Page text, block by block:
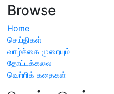
Browse
Home
செய்திகள்
வாழ்க்கை முறையும்
தோட்டக்கலை
வெற்றிக் கதைகள்